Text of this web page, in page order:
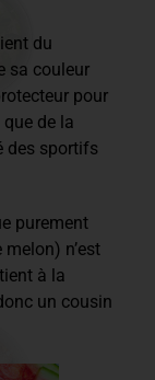
du
sa couleur
pour
de la
des sportifs
purement
n’est
à la
un cousin